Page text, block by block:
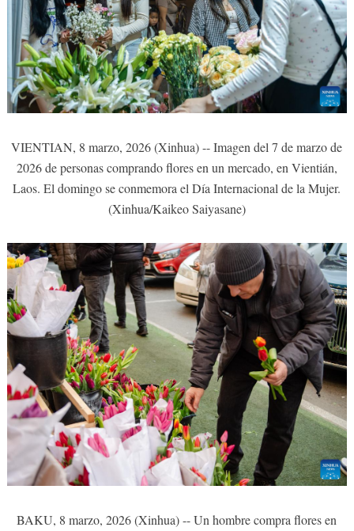
VIENTIAN, 8 marzo, 2026 (Xinhua) -- Imagen del 7 de marzo de
2026 de personas comprando flores en un mercado, en Vientián,
Laos. El domingo se conmemora el Día Internacional de la Mujer.
(Xinhua/Kaikeo Saiyasane)
BAKU, 8 marzo, 2026 (Xinhua) -- Un hombre compra flores en